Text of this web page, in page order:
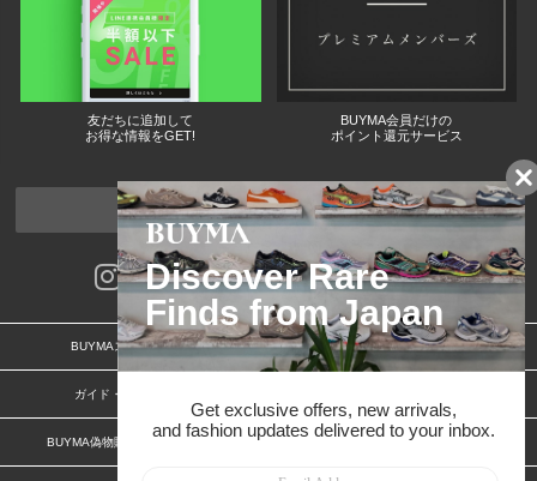
友だちに追加して
お得な情報をGET!
BUYMA会員だけの
ポイント還元サービス
ページトップへ
BUYMAスタートガイド 安心への取り組み
ガイド・お問い合わせ
BUYMA偽物販売防止の取り組み BUYMA CARD